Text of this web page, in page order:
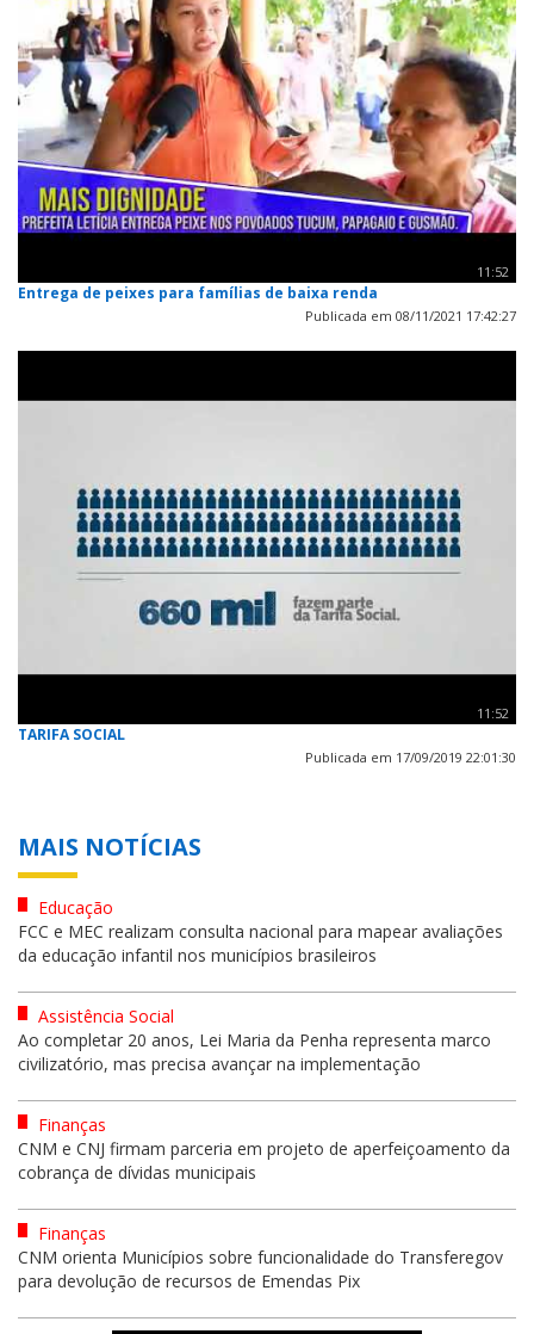
11:52
Entrega de peixes para famílias de baixa renda
Publicada em 08/11/2021 17:42:27
11:52
TARIFA SOCIAL
Publicada em 17/09/2019 22:01:30
MAIS NOTÍCIAS
Educação
FCC e MEC realizam consulta nacional para mapear avaliações
da educação infantil nos municípios brasileiros
Assistência Social
Ao completar 20 anos, Lei Maria da Penha representa marco
civilizatório, mas precisa avançar na implementação
Finanças
CNM e CNJ firmam parceria em projeto de aperfeiçoamento da
cobrança de dívidas municipais
Finanças
CNM orienta Municípios sobre funcionalidade do Transferegov
para devolução de recursos de Emendas Pix